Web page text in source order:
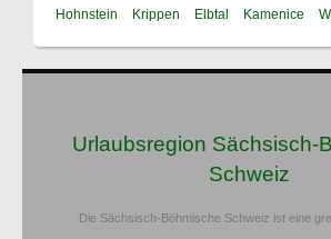
Hohnstein
Krippen Elbtal Kamenice
Urlaubsregion Sächsisch-
Schweiz
Die Sächsisch-Böhmische Schweiz ist eine